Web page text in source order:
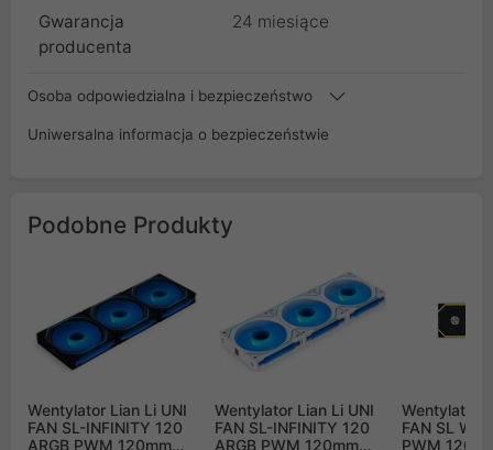
Gwarancja
producenta
24 miesiące
Osoba odpowiedzialna i bezpieczeństwo
Uniwersalna informacja o bezpieczeństwie
Podobne Produkty
Wentylator Lian Li UNI
FAN SL-INFINITY 120
ARGB PWM 120mm
Wentylator Lian Li UNI
FAN SL-INFINITY 120
ARGB PWM 120mm
Wentylator
FAN SL
PWM